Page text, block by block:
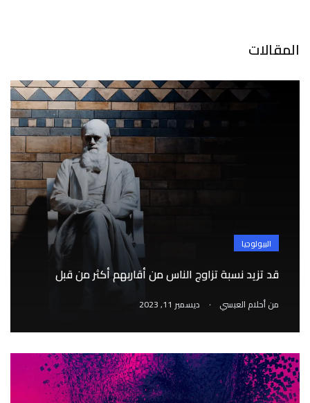
المقالات
البيولوجيا
قد تزيد نسبة تزاوج الناس من أقاربهم أكثر من قبل
منأحلام العبسي . ديسمبر 11, 2023